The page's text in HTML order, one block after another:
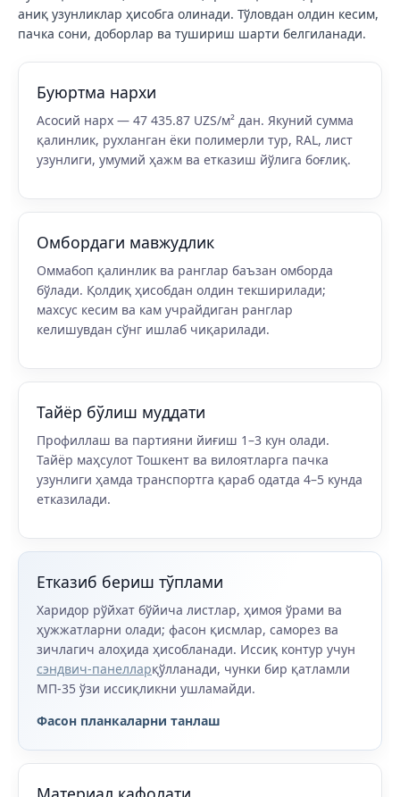
аниқ узунликлар ҳисобга олинади. Тўловдан олдин кесим,
пачка сони, доборлар ва тушириш шарти белгиланади.
Буюртма нархи
Асосий нарх — 47 435.87 UZS/м² дан. Якуний сумма
қалинлик, рухланган ёки полимерли тур, RAL, лист
узунлиги, умумий ҳажм ва етказиш йўлига боғлиқ.
Омбордаги мавжудлик
Оммабоп қалинлик ва ранглар баъзан омборда
бўлади. Қолдиқ ҳисобдан олдин текширилади;
махсус кесим ва кам учрайдиган ранглар
келишувдан сўнг ишлаб чиқарилади.
Тайёр бўлиш муддати
Профиллаш ва партияни йиғиш 1–3 кун олади.
Тайёр маҳсулот Тошкент ва вилоятларга пачка
узунлиги ҳамда транспортга қараб одатда 4–5 кунда
етказилади.
Етказиб бериш тўплами
Харидор рўйхат бўйича листлар, ҳимоя ўрами ва
ҳужжатларни олади; фасон қисмлар, саморез ва
зичлагич алоҳида ҳисобланади. Иссиқ контур учун
сэндвич-панелларқўлланади, чунки бир қатламли
МП-35 ўзи иссиқликни ушламайди.
Фасон планкаларни танлаш